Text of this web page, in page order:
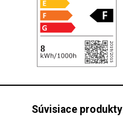
Súvisiace produkty